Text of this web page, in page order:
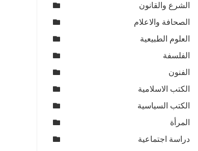
الشرع والقانون
الصحافة والاعلام
العلوم الطبيعية
الفلسفة
الفنون
الكتب الاسلامية
الكتب السياسية
المرأة
دراسة اجتماعية